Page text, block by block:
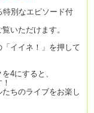
別なエピソード付
いただけます。
イイネ！」を押して
4にすると、
ちのライブをお楽し